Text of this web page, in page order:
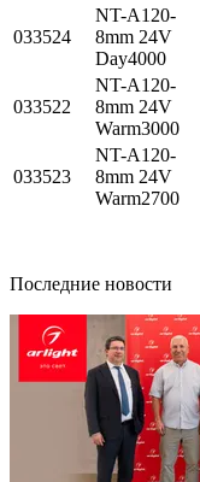
033524
NT-A120-
8mm 24V
Day4000
033522
NT-A120-
8mm 24V
Warm3000
033523
NT-A120-
8mm 24V
Warm2700
Последние новости